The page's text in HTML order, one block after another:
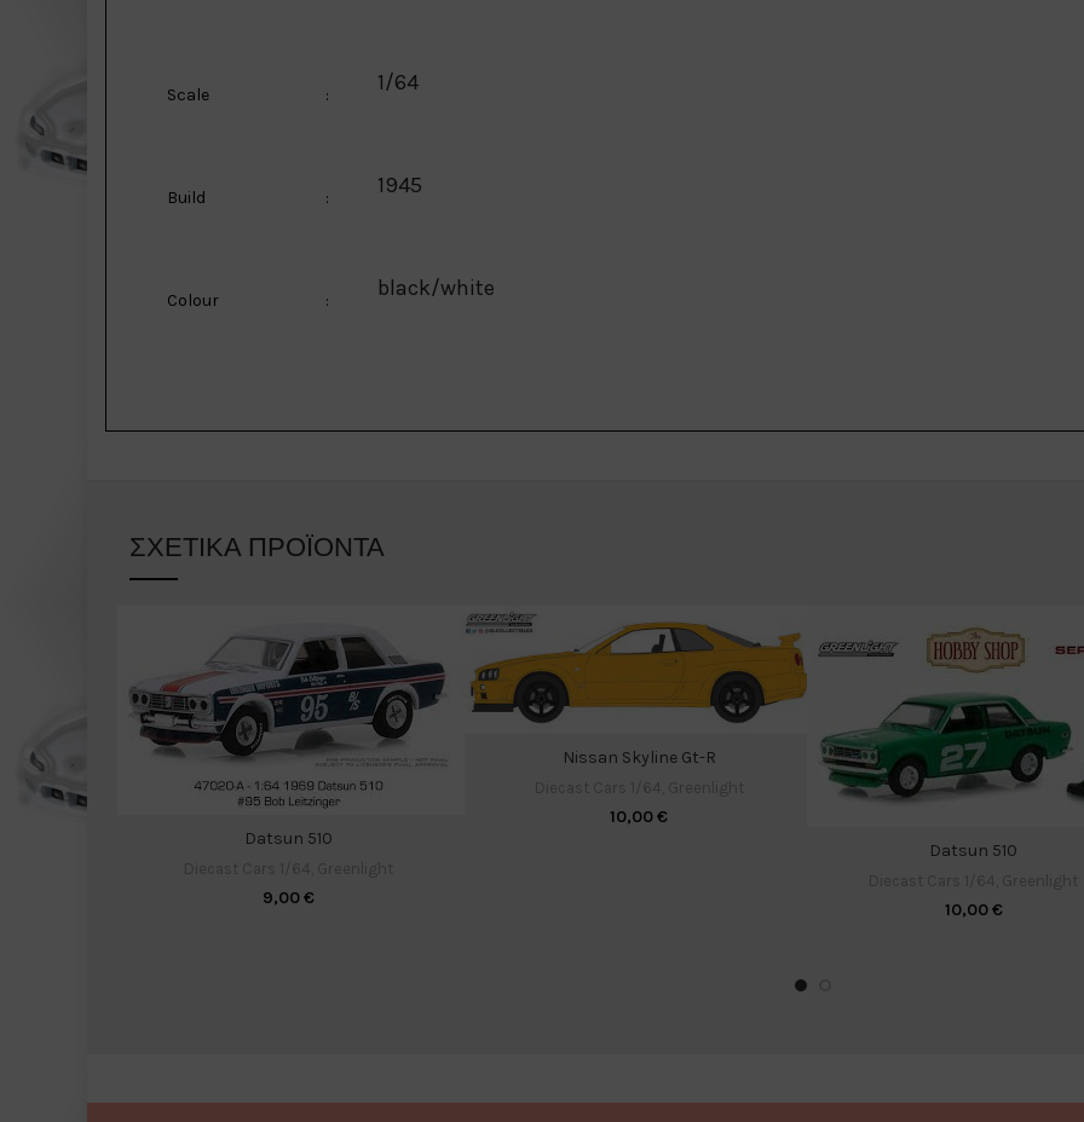
Scale : 1/64
Build : 1945
Colour : black/white
ΣΧΕΤΙΚΆ ΠΡΟΪΌΝΤΑ
Datsun 510
9,00€
Nissan Skyline Gt-R
10,00€
Datsun 510
10,00€